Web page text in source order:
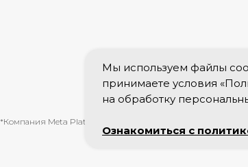
*Компания Meta Platforms Inc., владеющая социальными
Мы используем файлы
принимаете условия
на обработку
Ознакомиться с